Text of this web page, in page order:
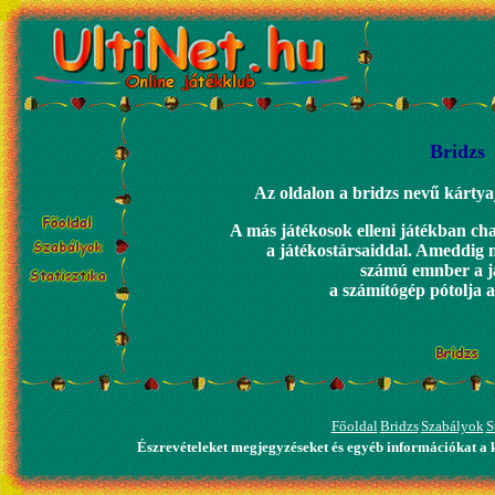
Bridzs
Az oldalon a bridzs nevű
A más játékosok elleni játékban
a játékostársaiddal. Ameddig
számú emnber a
a számítógép pótolja
FőoldalBridzsSzabályok
Észrevételeket megjegyzéseket és egyéb információkat